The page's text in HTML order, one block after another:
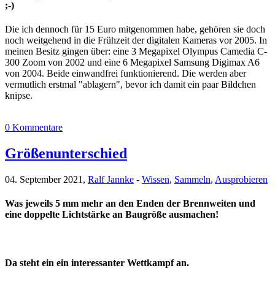
;-)
Die ich dennoch für 15 Euro mitgenommen habe, gehören sie doch
noch weitgehend in die Frühzeit der digitalen Kameras vor 2005. In
meinen Besitz gingen über: eine 3 Megapixel Olympus Camedia C-
300 Zoom von 2002 und eine 6 Megapixel Samsung Digimax A6
von 2004. Beide einwandfrei funktionierend. Die werden aber
vermutlich erstmal "ablagern", bevor ich damit ein paar Bildchen
knipse.
0 Kommentare
Größenunterschied
04. September 2021, Ralf Jannke - Wissen, Sammeln, Ausprobieren
Was jeweils 5 mm mehr an den Enden der Brennweiten und
eine doppelte Lichtstärke an Baugröße ausmachen!
Da steht ein ein interessanter Wettkampf an.